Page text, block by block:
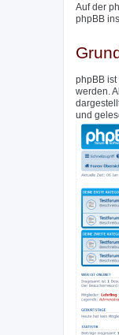
Auf der
phpBB
phpBB
werden.
und